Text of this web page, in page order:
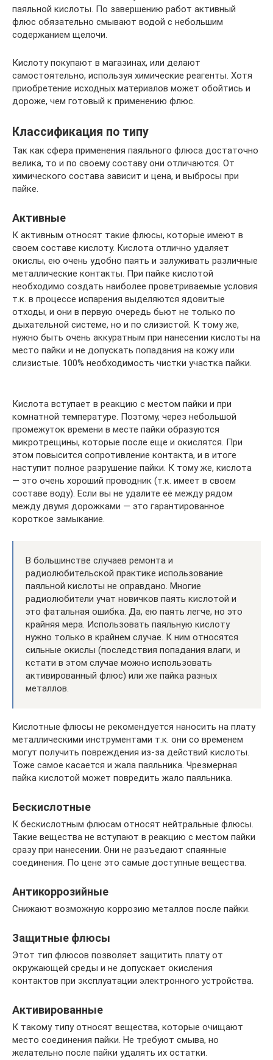
паяльной кислоты. По завершению работ активный
флюс обязательно смывают водой с небольшим
содержанием щелочи.
Кислоту покупают в магазинах, или делают
самостоятельно, используя химические реагенты. Хотя
приобретение исходных материалов может обойтись и
дороже, чем готовый к применению флюс.
Классификация по типу
Так как сфера применения паяльного флюса достаточно
велика, то и по своему составу они отличаются. От
химического состава зависит и цена, и выбросы при
пайке.
Активные
К активным относят такие флюсы, которые имеют в
своем составе кислоту. Кислота отлично удаляет
окислы, ею очень удобно паять и залуживать различные
металлические контакты. При пайке кислотой
необходимо создать наиболее проветриваемые условия
т.к. в процессе испарения выделяются ядовитые
отходы, и они в первую очередь бьют не только по
дыхательной системе, но и по слизистой. К тому же,
нужно быть очень аккуратным при нанесении кислоты на
место пайки и не допускать попадания на кожу или
слизистые. 100% необходимость чистки участка пайки.
Кислота вступает в реакцию с местом пайки и при
комнатной температуре. Поэтому, через небольшой
промежуток времени в месте пайки образуются
микротрещины, которые после еще и окислятся. При
этом повысится сопротивление контакта, и в итоге
наступит полное разрушение пайки. К тому же, кислота
— это очень хороший проводник (т.к. имеет в своем
составе воду). Если вы не удалите её между рядом
между двумя дорожками — это гарантированное
короткое замыкание.
В большинстве случаев ремонта и
радиолюбительской практике использование
паяльной кислоты не оправдано. Многие
радиолюбители учат новичков паять кислотой и
это фатальная ошибка. Да, ею паять легче, но это
крайняя мера. Использовать паяльную кислоту
нужно только в крайнем случае. К ним относятся
сильные окислы (последствия попадания влаги, и
кстати в этом случае можно использовать
активированный флюс) или же пайка разных
металлов.
Кислотные флюсы не рекомендуется наносить на плату
металлическими инструментами т.к. они со временем
могут получить повреждения из-за действий кислоты.
Тоже самое касается и жала паяльника. Чрезмерная
пайка кислотой может повредить жало паяльника.
Бескислотные
К бескислотным флюсам относят нейтральные флюсы.
Такие вещества не вступают в реакцию с местом пайки
сразу при нанесении. Они не разъедают спаянные
соединения. По цене это самые доступные вещества.
Антикоррозийные
Снижают возможную коррозию металлов после пайки.
Защитные флюсы
Этот тип флюсов позволяет защитить плату от
окружающей среды и не допускает окисления
контактов при эксплуатации электронного устройства.
Активированные
К такому типу относят вещества, которые очищают
место соединения пайки. Не требуют смыва, но
желательно после пайки удалять их остатки.